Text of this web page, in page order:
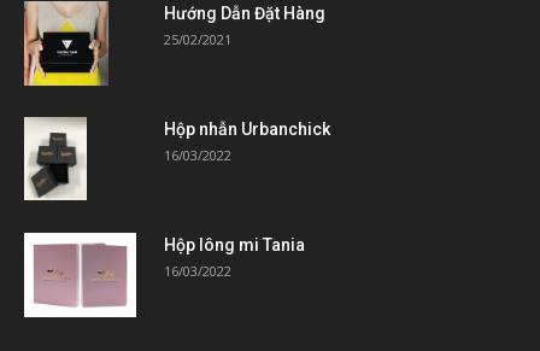
Hướng Dẫn Đặt Hàng
25/02/2021
Hộp nhẫn Urbanchick
16/03/2022
Hộp lông mi Tania
16/03/2022